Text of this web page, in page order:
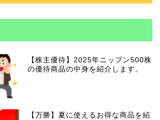
【株主優待】2025年ニップン500株
の優待商品の中身を紹介します。
【万勝】夏に使えるお得な商品を紹